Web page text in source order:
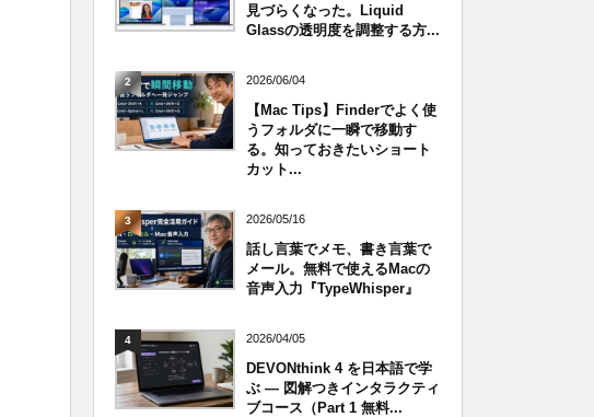
見づらくなった。Liquid
Glassの透明度を調整する方...
2 2026/06/04
【Mac Tips】Finderでよく使
うフォルダに一瞬で移動す
る。知っておきたいショート
カット...
3 2026/05/16
話し言葉でメモ、書き言葉で
メール。無料で使えるMacの
音声入力『TypeWhisper』
4 2026/04/05
DEVONthink 4 を日本語で学
ぶ — 図解つきインタラクティ
ブコース（Part 1 無料...